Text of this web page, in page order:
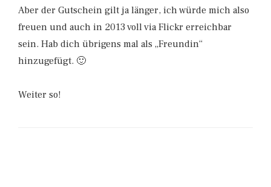
Aber der Gutschein gilt ja länger, ich würde mich also
freuen und auch in 2013 voll via Flickr erreichbar
sein. Hab dich übrigens mal als „Freundin“
hinzugefügt. 🙂
Weiter so!